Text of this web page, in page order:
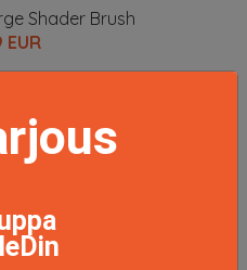
Shader Brush
EUR